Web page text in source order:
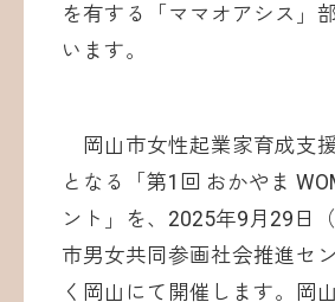
を有する「ママオアシス」
います。
岡山市女性起業家育成支
となる「第1回 おかやま
ント」を、2025年9月29日
市男女共同参画社会推進セ
く岡山にて開催します。岡